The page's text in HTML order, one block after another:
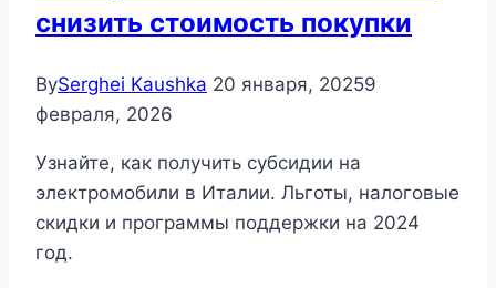
снизить стоимость покупки
BySerghei Kaushka 20 января, 20259
февраля, 2026
Узнайте, как получить субсидии на
электромобили в Италии. Льготы, налоговые
скидки и программы поддержки на 2024
год.